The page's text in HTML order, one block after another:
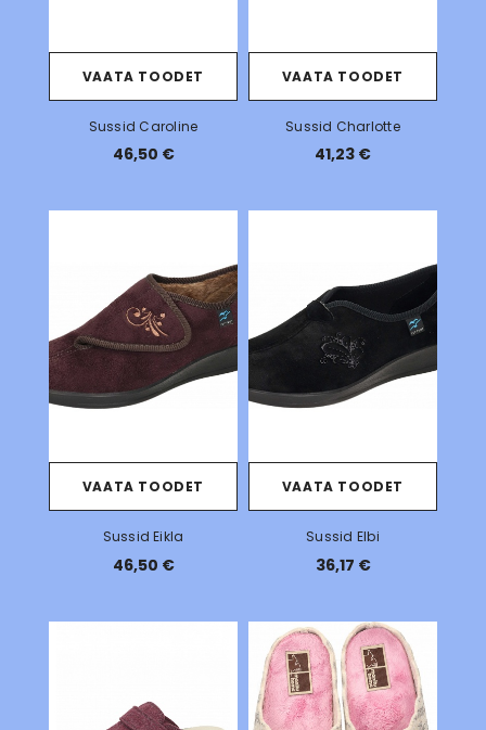
VAATA TOODET
Sussid Caroline
46,50 €
VAATA TOODET
Sussid Charlotte
41,23 €
VAATA TOODET
Sussid Eikla
46,50 €
VAATA TOODET
Sussid Elbi
36,17 €